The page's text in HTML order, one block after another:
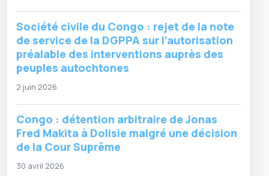
Société civile du Congo : rejet de la note
de service de la DGPPA sur l’autorisation
préalable des interventions auprès des
peuples autochtones
2 juin 2026
Congo : détention arbitraire de Jonas
Fred Makita à Dolisie malgré une décision
de la Cour Suprême
30 avril 2026